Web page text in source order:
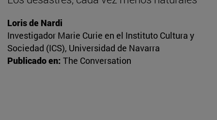
Loris de Nardi
Investigador Marie Curie en el Instituto Cultura y
Sociedad (ICS), Universidad de Navarra
Publicado en: The Conversation